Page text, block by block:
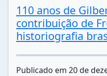
110 anos de
contribuição de
historiografia
Publicado em 20 de